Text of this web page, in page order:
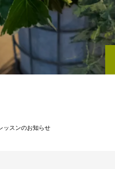
ッスンのお知らせ